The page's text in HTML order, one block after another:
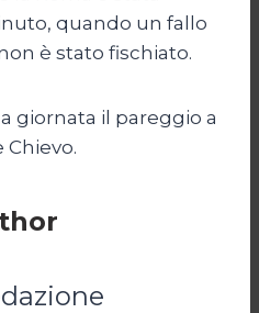
quando un fallo
è stato fischiato.
giornata il pareggio a
Chievo.